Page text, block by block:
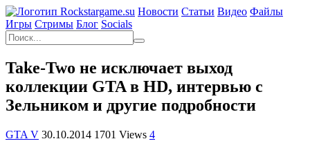
Новости Статьи Видео Файлы
Игры Cтримы Блог Socials
Take-Two не исключает выход
коллекции GTA в HD, интервью с
Зельником и другие подробности
GTA V 30.10.2014 1701 Views 4